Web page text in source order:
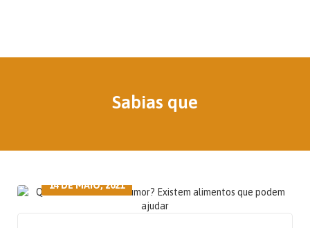
Sabias que
14 DE MAIO, 2021